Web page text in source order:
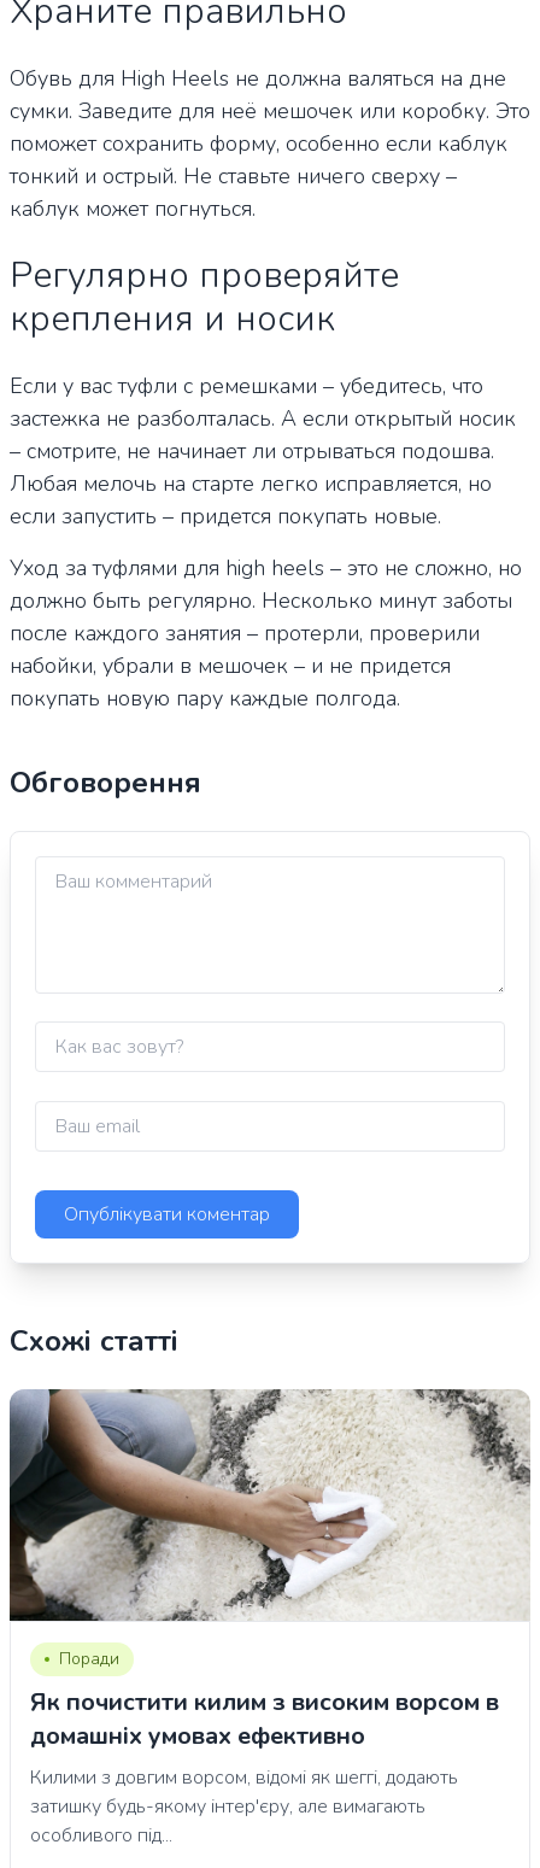
Храните правильно
Обувь для High Heels не должна валяться на дне
сумки. Заведите для неё мешочек или коробку. Это
поможет сохранить форму, особенно если каблук
тонкий и острый. Не ставьте ничего сверху –
каблук может погнуться.
Регулярно проверяйте
крепления и носик
Если у вас туфли с ремешками – убедитесь, что
застежка не разболталась. А если открытый носик
– смотрите, не начинает ли отрываться подошва.
Любая мелочь на старте легко исправляется, но
если запустить – придется покупать новые.
Уход за туфлями для high heels – это не сложно, но
должно быть регулярно. Несколько минут заботы
после каждого занятия – протерли, проверили
набойки, убрали в мешочек – и не придется
покупать новую пару каждые полгода.
Обговорення
Схожі статті
Поради
Як почистити килим з високим ворсом в
домашніх умовах ефективно
Килими з довгим ворсом, відомі як шеггі, додають
затишку будь-якому інтер'єру, але вимагають
особливого під...